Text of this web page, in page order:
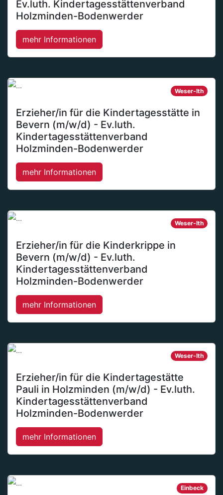
Ev.luth. Kindertagesstättenverband
Holzminden-Bodenwerder
mehr Informationen
Erzieher/in für die Kindertagesstätte in
Bevern (m/w/d) - Ev.luth.
Kindertagesstättenverband
Holzminden-Bodenwerder
Weser-Ith
mehr Informationen
Erzieher/in für die Kinderkrippe in
Bevern (m/w/d) - Ev.luth.
Kindertagesstättenverband
Holzminden-Bodenwerder
Weser-Ith
mehr Informationen
Erzieher/in für die Kindertagestätte
Pauli in Holzminden (m/w/d) - Ev.luth.
Kindertagesstättenverband
Holzminden-Bodenwerder
Weser-Ith
mehr Informationen
Einbeck